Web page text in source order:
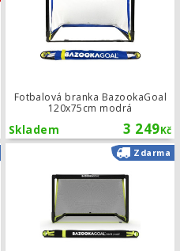
Fotbalová branka BazookaGoal
120x75cm modrá
3 249Kč
Skladem
Fotbalová branka BazookaGoal
Zdarma